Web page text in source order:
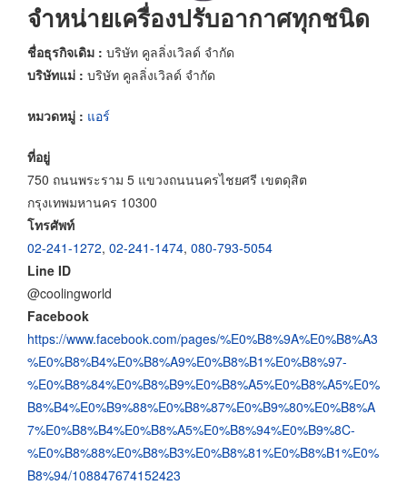
จำหน่ายเครื่องปรับอากาศทุกชนิด
ชื่อธุรกิจเดิม : บริษัท คูลลิ่งเวิลด์ จำกัด
บริษัทแม่ : บริษัท คูลลิ่งเวิลด์ จำกัด
หมวดหมู่ : แอร์
ที่อยู่
750 ถนนพระราม 5 แขวงถนนนครไชยศรี เขตดุสิต
กรุงเทพมหานคร 10300
โทรศัพท์
02-241-1272, 02-241-1474, 080-793-5054
Line ID
@coolingworld
Facebook
https://www.facebook.com/pages/%E0%B8%9A%E0%B8%A3
%E0%B8%B4%E0%B8%A9%E0%B8%B1%E0%B8%97-
%E0%B8%84%E0%B8%B9%E0%B8%A5%E0%B8%A5%E0%
B8%B4%E0%B9%88%E0%B8%87%E0%B9%80%E0%B8%A
7%E0%B8%B4%E0%B8%A5%E0%B8%94%E0%B9%8C-
%E0%B8%88%E0%B8%B3%E0%B8%81%E0%B8%B1%E0%
B8%94/108847674152423